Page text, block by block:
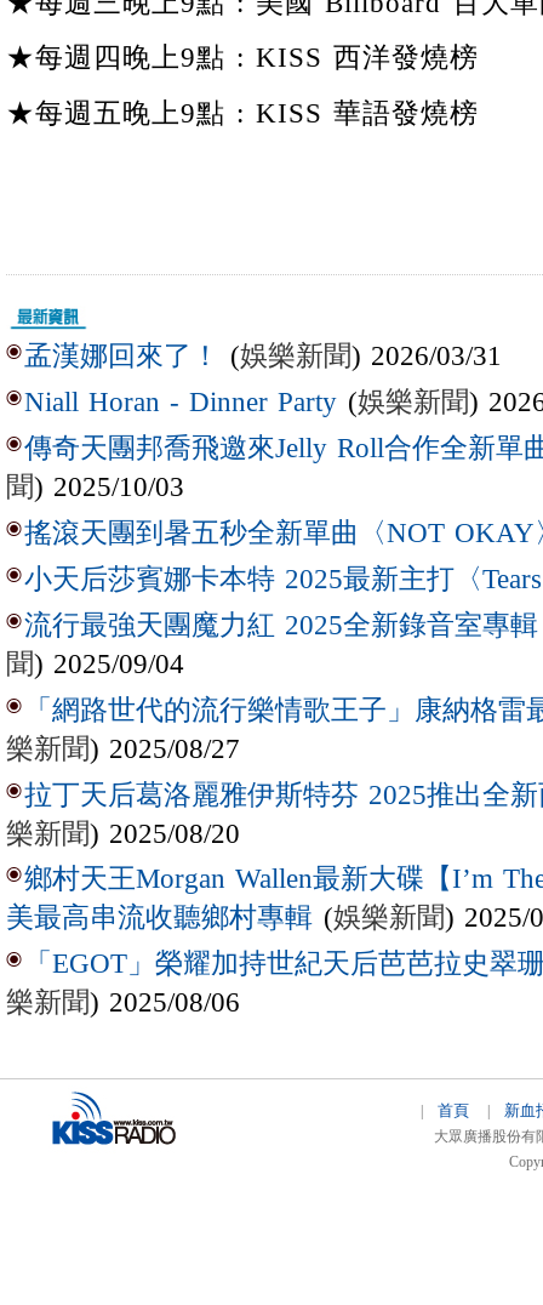
★每週四晚上9點 : KISS 西洋發燒榜
★每週五晚上9點 : KISS 華語發燒榜
孟漢娜回來了！ (娛樂新聞) 2026/03/31
Niall Horan - Dinner Party (娛樂新聞)
傳奇天團邦喬飛邀來Jelly Roll合作全新單
聞) 2025/10/03
搖滾天團到暑五秒全新單曲〈NOT OKAY
小天后莎賓娜卡本特 2025最新主打〈
流行最強天團魔力紅 2025全新錄音室專
聞) 2025/09/04
「網路世代的流行樂情歌王子」康納格雷
樂新聞) 2025/08/27
拉丁天后葛洛麗雅伊斯特芬 2025推出全新
樂新聞) 2025/08/20
鄉村天王Morgan Wallen最新大碟【I’m
美最高串流收聽鄉村專輯 (娛樂新聞) 2025/
「EGOT」榮耀加持世紀天后芭芭拉史翠
樂新聞) 2025/08/06
首頁 新血
大眾廣播股份有